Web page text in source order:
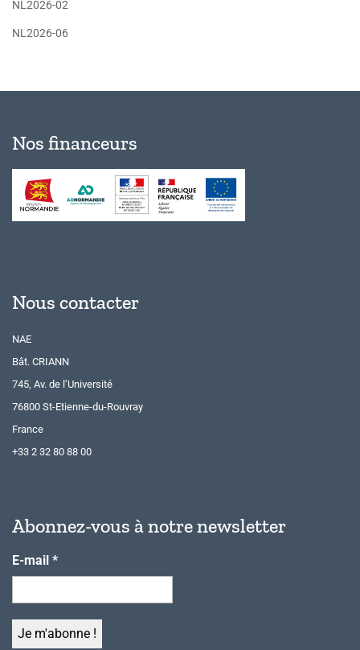
NL2026-02
NL2026-06
Nos financeurs
Nous contacter
NAE
Bât. CRIANN
745, Av. de l’Université
76800 St-Etienne-du-Rouvray
France
+33 2 32 80 88 00
Abonnez-vous à notre newsletter
E-mail *